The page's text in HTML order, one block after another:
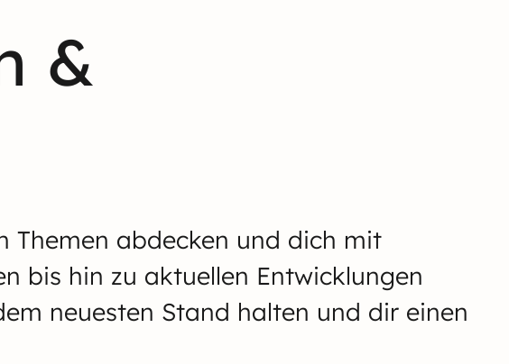
&
Themen abdecken und dich mit
bis hin zu aktuellen Entwicklungen
neuesten Stand halten und dir einen